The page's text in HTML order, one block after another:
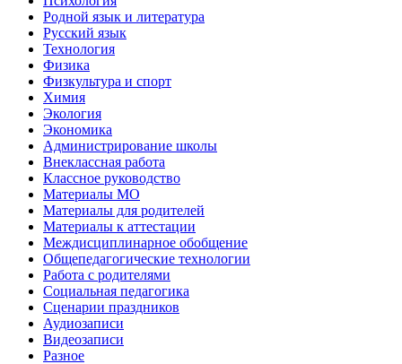
Родной язык и литература
Русский язык
Технология
Физика
Физкультура и спорт
Химия
Экология
Экономика
Администрирование школы
Внеклассная работа
Классное руководство
Материалы МО
Материалы для родителей
Материалы к аттестации
Междисциплинарное обобщение
Общепедагогические технологии
Работа с родителями
Социальная педагогика
Сценарии праздников
Аудиозаписи
Видеозаписи
Разное